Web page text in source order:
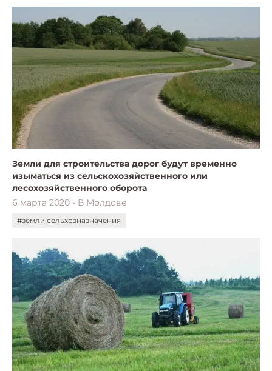
Земли для строительства дорог будут временно
изыматься из сельскохозяйственного или
лесохозяйственного оборота
6 марта 2020 - В Молдове
#земли сельхозназначения